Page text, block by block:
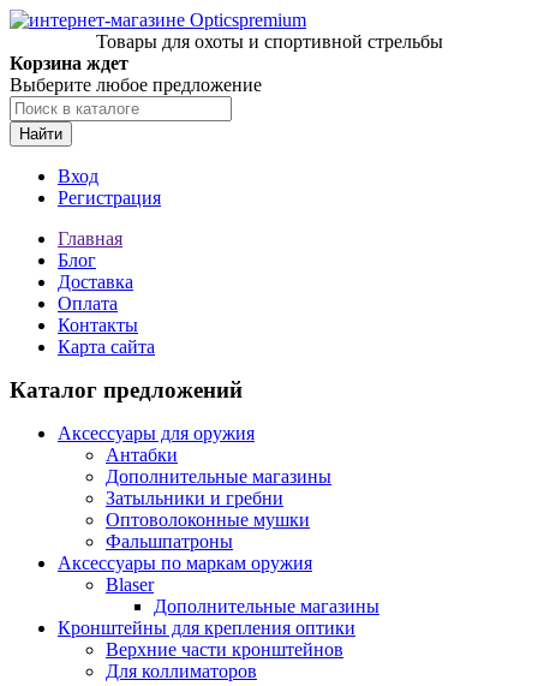
Товары для охоты и спортивной стрельбы
Корзина ждет
Выберите любое предложение
Найти
Вход
Регистрация
Главная
Блог
Доставка
Оплата
Контакты
Карта сайта
Каталог предложений
Аксессуары для оружия
Антабки
Дополнительные магазины
Затыльники и гребни
Оптоволоконные мушки
Фальшпатроны
Аксессуары по маркам оружия
Blaser
Дополнительные магазины
Кронштейны для крепления оптики
Верхние части кронштейнов
Для коллиматоров